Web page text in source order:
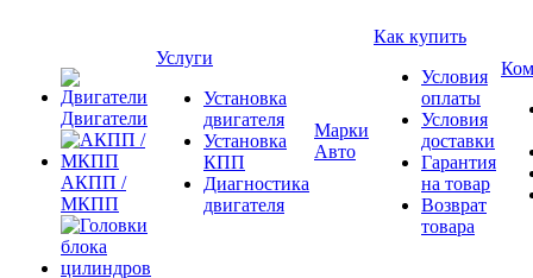
Двигатели
АКПП /
МКПП
Услуги
Установка
двигателя
Установка
КПП
Диагностика
двигателя
Марки
Авто
Как купить
Условия
оплаты
Условия
доставки
Гарантия
на товар
Возврат
товара